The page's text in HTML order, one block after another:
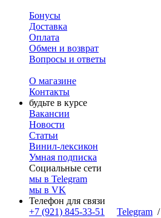
Бонусы
Доставка
Оплата
Обмен и возврат
Вопросы и ответы
О магазине
Контакты
будьте в курсе
Вакансии
Новости
Статьи
Винил-лексикон
Умная подписка
Социальные сети
мы в Telegram
мы в VK
Телефон для связи
+7 (921) 845-33-51
Telegram /